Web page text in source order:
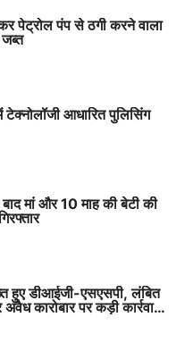
पेट्रोल पंप से ठगी करने वाला
आधारित पुलिसिंग
बाद मां और 10 माह की बेटी की
हुए डीआईजी-एसएसपी, लंबित
कारोबार पर कड़ी कार्रवाई